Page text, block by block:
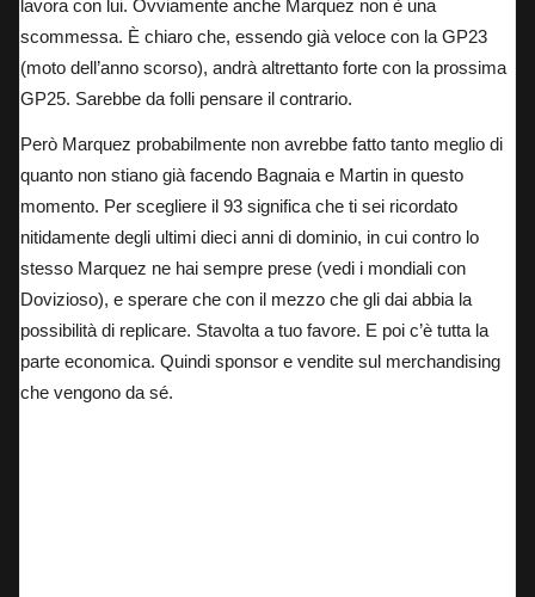
lavora con lui. Ovviamente anche Marquez non è una
scommessa. È chiaro che, essendo già veloce con la GP23
(moto dell’anno scorso), andrà altrettanto forte con la prossima
GP25. Sarebbe da folli pensare il contrario.
Però Marquez probabilmente non avrebbe fatto tanto meglio di
quanto non stiano già facendo Bagnaia e Martin in questo
momento. Per scegliere il 93 significa che ti sei ricordato
nitidamente degli ultimi dieci anni di dominio, in cui contro lo
stesso Marquez ne hai sempre prese (vedi i mondiali con
Dovizioso), e sperare che con il mezzo che gli dai abbia la
possibilità di replicare. Stavolta a tuo favore. E poi c’è tutta la
parte economica. Quindi sponsor e vendite sul merchandising
che vengono da sé.